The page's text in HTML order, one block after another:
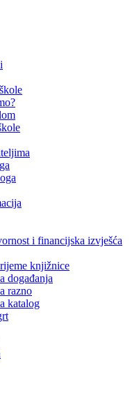
i financijska izvješća
knjižnice
događanja
razno
katalog